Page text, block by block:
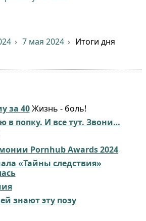
7 мая 2024 Итоги дня
за 40Жизнь - боль!
в попку. И все тут. Звони…
Pornhub Awards 2024
«Тайны следствия»
знают эту позу